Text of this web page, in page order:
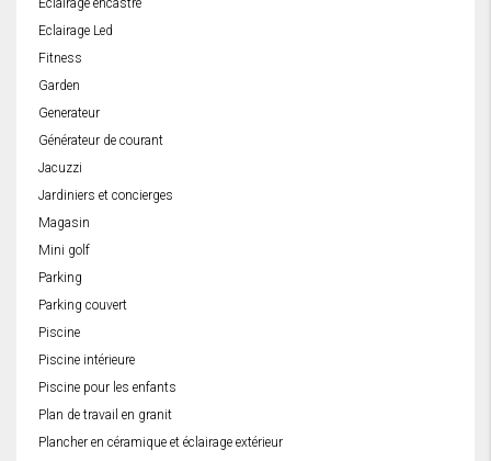
Eclairage encastré
Eclairage Led
Fitness
Garden
Generateur
Générateur de courant
Jacuzzi
Jardiniers et concierges
Magasin
Mini golf
Parking
Parking couvert
Piscine
Piscine intérieure
Piscine pour les enfants
Plan de travail en granit
Plancher en céramique et éclairage extérieur